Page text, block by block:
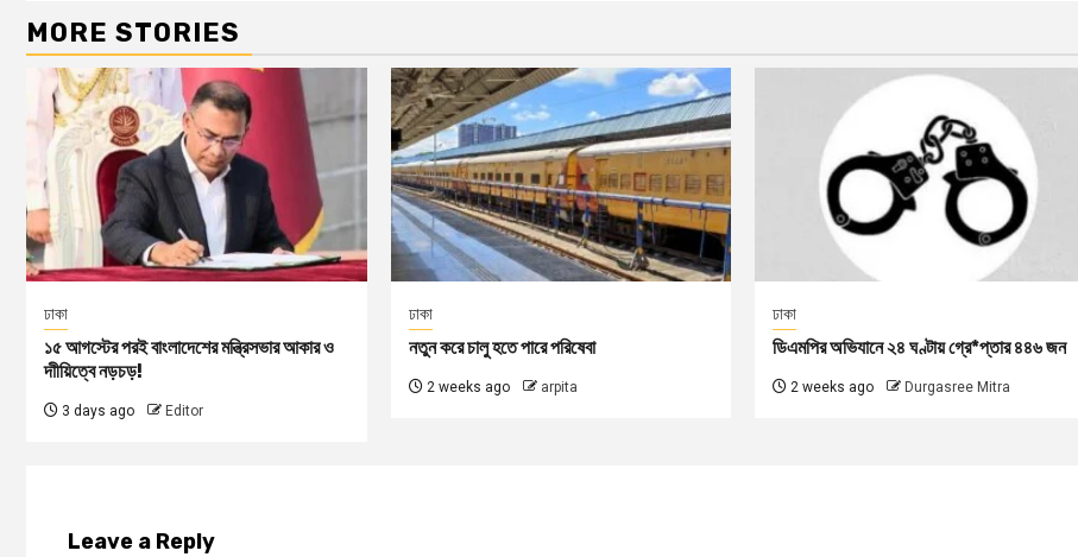
MORE STORIES
ঢাকা
১৫ আগস্টের পরই বাংলাদেশের মন্ত্রিসভার আকার ও
দাীয়িত্বে নড়চড়!
3 days ago Editor
ঢাকা
নতুন করে চালু হতে পারে পরিষেবা
2 weeks ago arpita
ঢাকা
ডিএমপির অভিযানে ২৪ ঘণ্টায় গ্রে*প্তার ৪৪৬ জন
2 weeks ago Durgasree Mitra
Leave a Reply